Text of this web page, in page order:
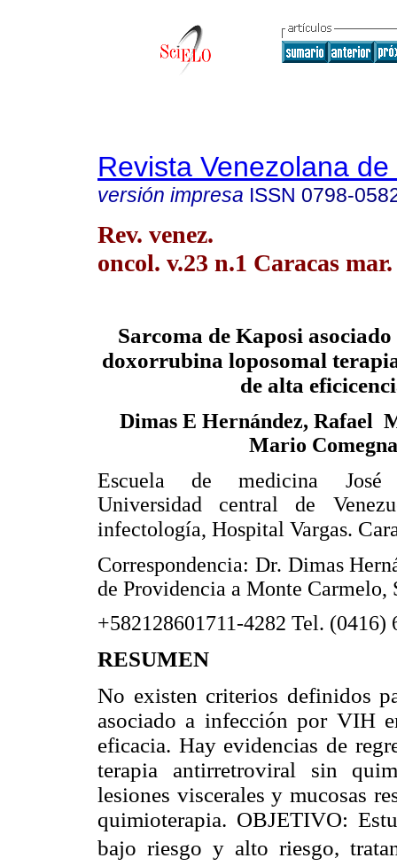
Revista Venezolana
versión impresa ISSN 0798-
Rev. venez.
oncol. v.23 n.1 Caracas mar.
Sarcoma de Kaposi
doxorrubina loposomal
de alta
Dimas E Hernández, Rafael
Mario Comegna
Escuela de medicina José
Universidad central de
infectología, Hospital Vargas.
Correspondencia: Dr. Dimas
de Providencia a Monte Carmelo,
+582128601711-4282 Tel.
RESUMEN
No existen criterios definidos
asociado a infección por VIH
eficacia. Hay evidencias de
terapia antirretroviral sin
lesiones viscerales y mucosas
quimioterapia. OBJETIVO:
bajo riesgo y alto riesgo,